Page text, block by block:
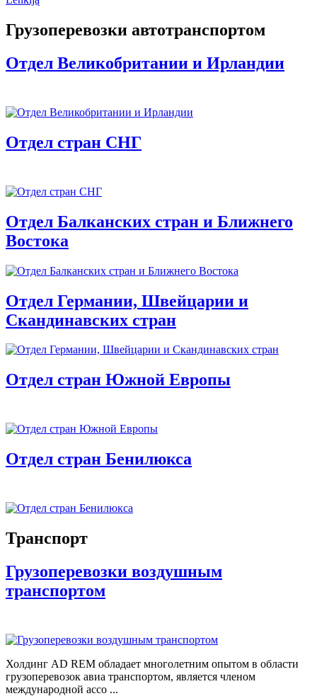
Грузоперевозки автотранспортом
Отдел Великобритании и Ирландии
Отдел стран СНГ
Отдел Балканских стран и Ближнего
Востока
Отдел Германии, Швейцарии и
Скандинавских стран
Отдел стран Южной Европы
Отдел стран Бенилюкса
Транспорт
Грузоперевозки воздушным
транспортом
Холдинг AD REM обладает многолетним опытом в области
грузоперевозок авиа транспортом, является членом
международной ассо ...